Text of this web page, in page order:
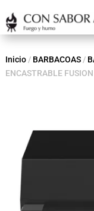
Inicio/ BARBACOAS/
ENCASTRABLE